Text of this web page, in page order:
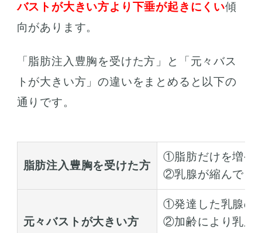
バストが大きい方より下垂が起きにくい傾
向があります。
「脂肪注入豊胸を受けた方」と「元々バス
トが大きい方」の違いをまとめると以下の
通りです。
脂肪注入豊胸を受けた方
①脂肪だけを増や
②乳腺が縮んでも
元々バストが大きい方
①発達した乳腺の
②加齢により乳腺